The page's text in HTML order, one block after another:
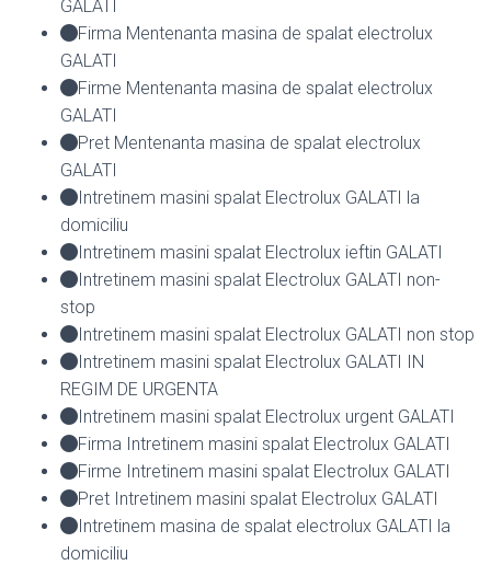
GALATI
Firma Mentenanta masina de spalat electrolux
GALATI
Firme Mentenanta masina de spalat electrolux
GALATI
Pret Mentenanta masina de spalat electrolux
GALATI
Intretinem masini spalat Electrolux GALATI la
domiciliu
Intretinem masini spalat Electrolux ieftin GALATI
Intretinem masini spalat Electrolux GALATI non-
stop
Intretinem masini spalat Electrolux GALATI non stop
Intretinem masini spalat Electrolux GALATI IN
REGIM DE URGENTA
Intretinem masini spalat Electrolux urgent GALATI
Firma Intretinem masini spalat Electrolux GALATI
Firme Intretinem masini spalat Electrolux GALATI
Pret Intretinem masini spalat Electrolux GALATI
Intretinem masina de spalat electrolux GALATI la
domiciliu